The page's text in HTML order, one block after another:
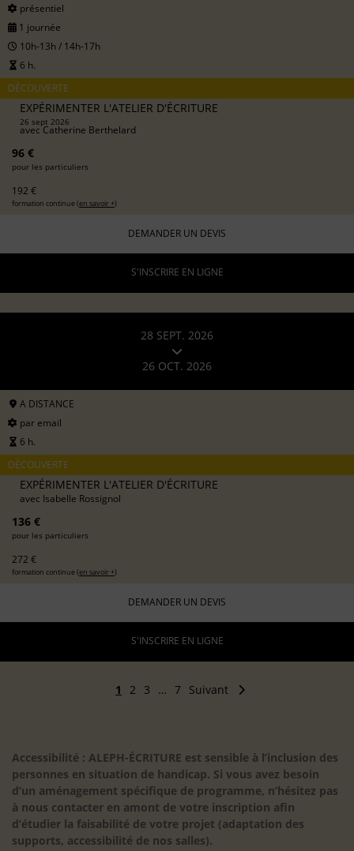
présentiel
1 journée
10h-13h / 14h-17h
6 h.
DÉCOUVERTE
EXPÉRIMENTER L'ATELIER D'ÉCRITURE
26 sept 2026
avecCatherine Berthelard
96 €
pour les particuliers
192 €
formation continue (en savoir +)
DEMANDER UN DEVIS
S'INSCRIRE EN LIGNE
28 SEPT. 2026
26 OCT. 2026
A DISTANCE
par email
6 h.
DÉCOUVERTE
EXPÉRIMENTER L'ATELIER D'ÉCRITURE
avec Isabelle Rossignol
136 €
pour les particuliers
272 €
formation continue (en savoir +)
DEMANDER UN DEVIS
S'INSCRIRE EN LIGNE
1 2 3 … 7 Suivant
Accessibilité : ALEPH-ÉCRITURE est sensible à l’inclusion des
personnes en situation de handicap. Si vous avez besoin
d’un aménagement spécifique de programme, n’hésitez pas
à nous contacter en amont de votre inscription afin
d’étudier la faisabilité de votre projet (adaptation des
supports, accessibilité de nos salles).